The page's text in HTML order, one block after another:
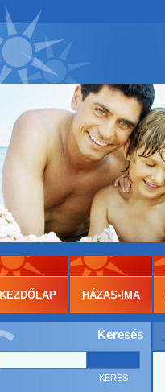
Keresés
KEZDŐLAP HÁZAS-IMA